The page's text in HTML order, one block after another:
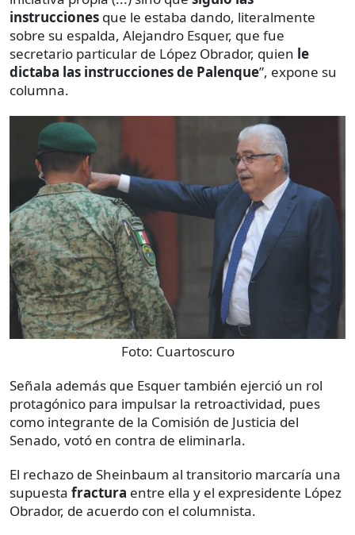
instrucciones que le estaba dando, literalmente
sobre su espalda, Alejandro Esquer, que fue
secretario particular de López Obrador, quien le
dictaba las instrucciones de Palenque”, expone su
columna.
Foto: Cuartoscuro
Señala además que Esquer también ejerció un rol
protagónico para impulsar la retroactividad, pues
como integrante de la Comisión de Justicia del
Senado, votó en contra de eliminarla.
El rechazo de Sheinbaum al transitorio marcaría una
supuesta fractura entre ella y el expresidente López
Obrador, de acuerdo con el columnista.